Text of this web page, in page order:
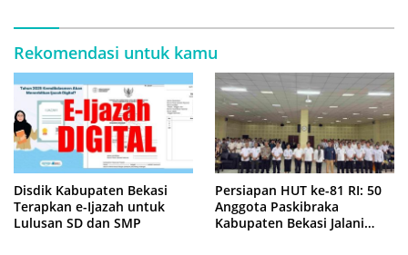
Rekomendasi untuk kamu
Disdik Kabupaten Bekasi
Terapkan e-Ijazah untuk
Lulusan SD dan SMP
Persiapan HUT ke-81 RI: 50
Anggota Paskibraka
Kabupaten Bekasi Jalani